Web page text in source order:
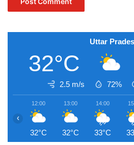
Uttar
32°C
2.5 m/s 72%
12:00
32°C
13:00
32°C
14:00
33°C
‹